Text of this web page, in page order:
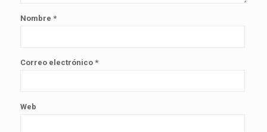
Nombre *
Correo electrónico *
Web